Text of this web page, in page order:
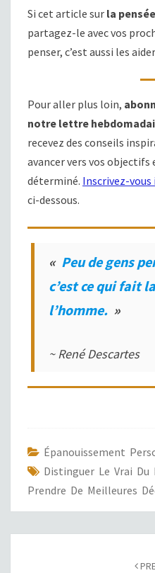
Si cet article sur la
partagez-le avec vos
penser, c’est aussi les
Pour aller plus loin,
notre lettre
recevez des conseils
avancer vers vos
déterminé. Inscrivez-vous
ci-dessous.
« Peu de gens
c’est ce qui fait
l’homme. »
~ René Descartes
Épanouissement
Distinguer Le Vrai Du
Prendre De Meilleures